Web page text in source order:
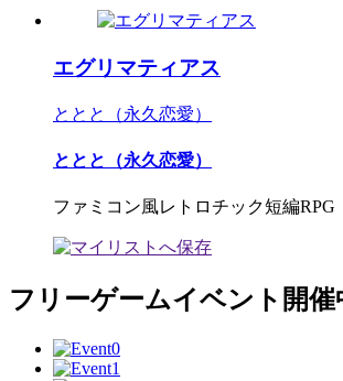
エグリマティアス
ととと（永久恋愛）
ととと（永久恋愛）
ファミコン風レトロチック短編RPG
フリーゲームイベント開催